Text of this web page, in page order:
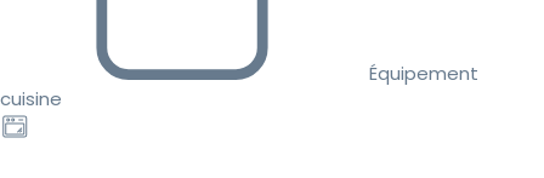
Équipement
cuisine